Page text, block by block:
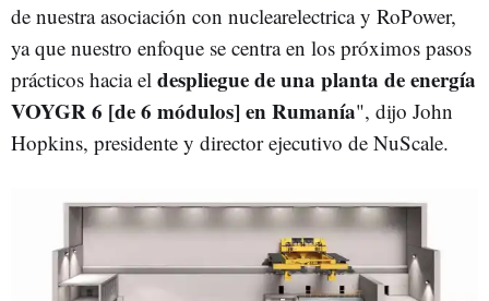
de nuestra asociación con nuclearelectrica y RoPower,
ya que nuestro enfoque se centra en los próximos pasos
prácticos hacia el despliegue de una planta de energía
VOYGR 6 [de 6 módulos] en Rumanía", dijo John
Hopkins, presidente y director ejecutivo de NuScale.